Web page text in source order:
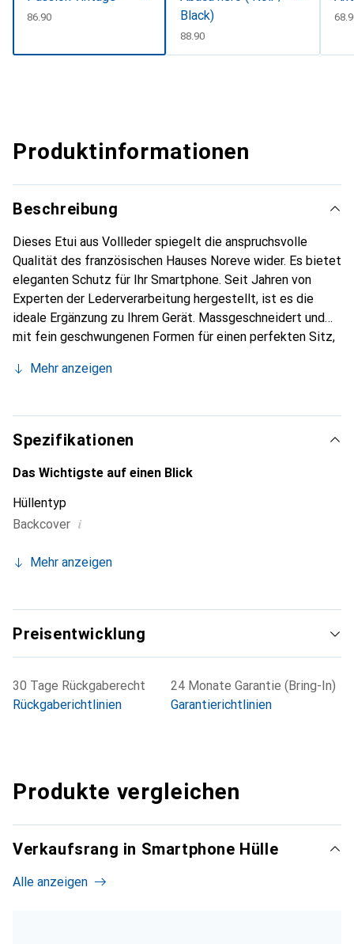
CHF
86.90
Black)
CHF
88.90
CHF
Produktinformationen
Beschreibung
Dieses Etui aus Vollleder spiegelt die anspruchsvolle
Qualität des französischen Hauses Noreve wider. Es bietet
eleganten Schutz für Ihr Smartphone. Seit Jahren von
Experten der Lederverarbeitung hergestellt, ist es die
ideale Ergänzung zu Ihrem Gerät. Massgeschneidert und
mit fein geschwungenen Formen für einen perfekten Sitz,
Ihr Smartphone. Die Marke Noreve ist international für ihre
für den anspruchsvollen Kunden.
Mehr anzeigen
Spezifikationen
Das Wichtigste auf einen Blick
Hüllentyp
Backcover i
Mehr anzeigen
Preisentwicklung
30 Tage Rückgaberecht
Rückgaberichtlinien
24 Monate Garantie (Bring-In)
Garantierichtlinien
Produkte vergleichen
Verkaufsrang in Smartphone Hülle
Alle anzeigen